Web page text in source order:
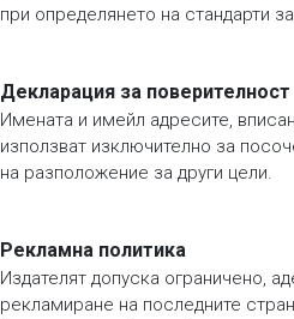
при определянето на стандарти
Декларация за поверителност
Имената и имейл адресите,
използват изключително за
на разположение за други цели.
Рекламна политика
Издателят допуска ограничено,
рекламиране на последните